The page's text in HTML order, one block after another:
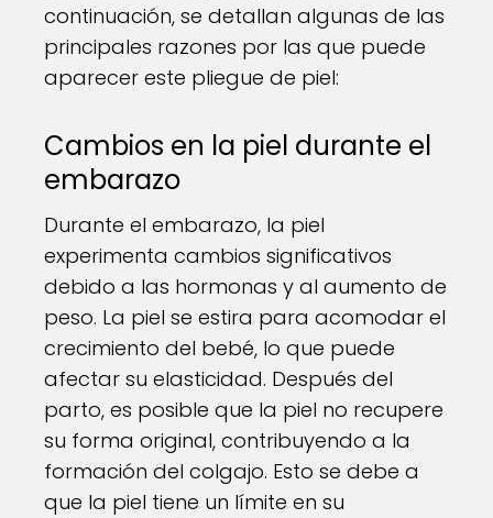
continuación, se detallan algunas de las
principales razones por las que puede
aparecer este pliegue de piel:
Cambios en la piel durante el
embarazo
Durante el embarazo, la piel
experimenta cambios significativos
debido a las hormonas y al aumento de
peso. La piel se estira para acomodar el
crecimiento del bebé, lo que puede
afectar su elasticidad. Después del
parto, es posible que la piel no recupere
su forma original, contribuyendo a la
formación del colgajo. Esto se debe a
que la piel tiene un límite en su